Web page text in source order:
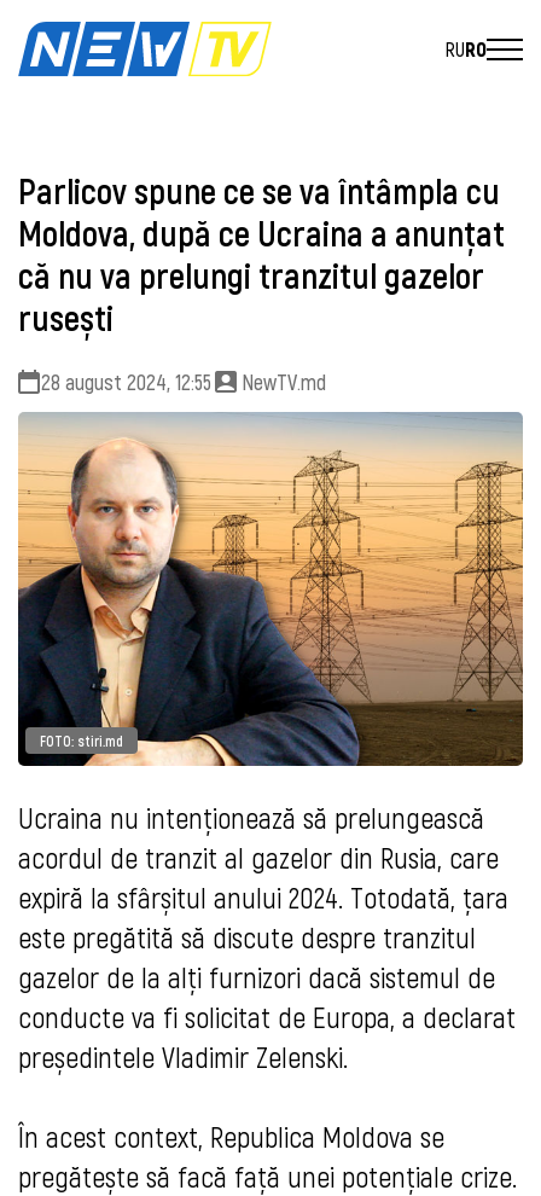
RURO
Parlicov spune ce se va întâmpla cu
Moldova, după ce Ucraina a anunțat
că nu va prelungi tranzitul gazelor
rusești
28 august 2024, 12:55 NewTV.md
FOTO: stiri.md
Ucraina nu intenționează să prelungească
acordul de tranzit al gazelor din Rusia, care
expiră la sfârșitul anului 2024. Totodată, țara
este pregătită să discute despre tranzitul
gazelor de la alți furnizori dacă sistemul de
conducte va fi solicitat de Europa, a declarat
președintele Vladimir Zelenski.
În acest context, Republica Moldova se
pregătește să facă față unei potențiale crize.